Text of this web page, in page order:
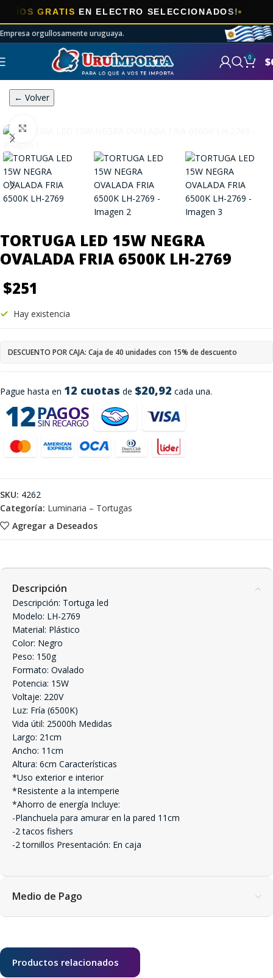
GRATISEN ELECTRO SELECCIONADOS!
Empresa orgullosamente uruguaya.
0 $
← Volver
TORTUGA LED 15W NEGRA
OVALADA FRIA 6500K LH-2769
$251
Pague hasta en 12 cuotas de $20,92 cada una.
Hay existencia
DESCUENTO POR CAJA: Caja de 40 unidades con 15% de descuento
Agregar a Deseados
SKU: 4262
Categoría: Luminaria – Tortugas
Descripción
Descripción: Tortuga led
Modelo: LH-2769
Material: Plástico
Color: Negro
Peso: 150g
Formato: Ovalado
Potencia: 15W
Voltaje: 220V
Luz: Fría (6500K)
Vida útil: 25000h Medidas
Largo: 21cm
Ancho: 11cm
Altura: 6cm Características
*Uso exterior e interior
*Resistente a la intemperie
*Ahorro de energía Incluye:
-Planchuela para amurar en la pared 11cm
-2 tacos fishers
-2 tornillos Presentación: En caja
Medio de Pago
Productos relacionados